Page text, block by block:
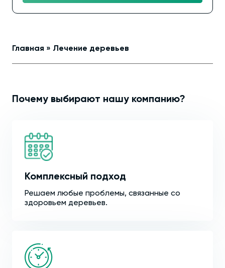
Главная » Лечение деревьев
Почему выбирают нашу компанию?
Комплексный подход
Решаем любые проблемы, связанные со
здоровьем деревьев.